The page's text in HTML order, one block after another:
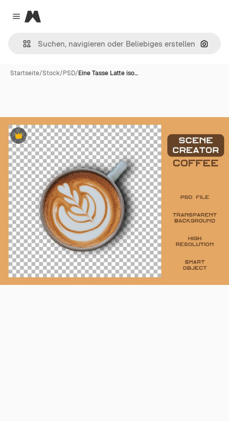
Close menu
Magnific
Nach
Startseite/Stock/PSD/Eine Tasse Latte iso…
Premium